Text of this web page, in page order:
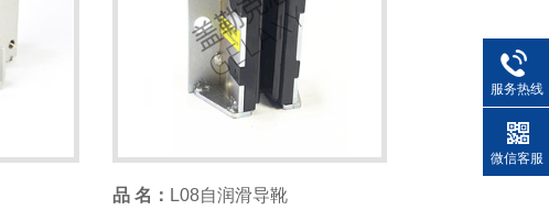
品 名： L08自润滑导靴
服务热线
微信客服